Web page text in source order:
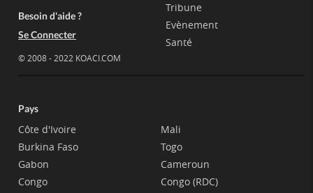
Besoin d'aide ?
Se Connecter
© 2008 - 2022 KOACI.COM
Tribune
Evènement
Santé
Pays
Côte d'Ivoire
Burkina Faso
Gabon
Congo
Mali
Togo
Cameroun
Congo (RDC)